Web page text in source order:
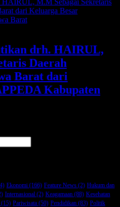
drh. HAIRUL,
Daerah
Barat dari
Kabupaten
Ekonomi (166) Feature News (2) Hukum dan
Internasional (2) Keagamaan (88) Kesehatan
(15) Pariwisata (50) Pendidikan (83) Politik